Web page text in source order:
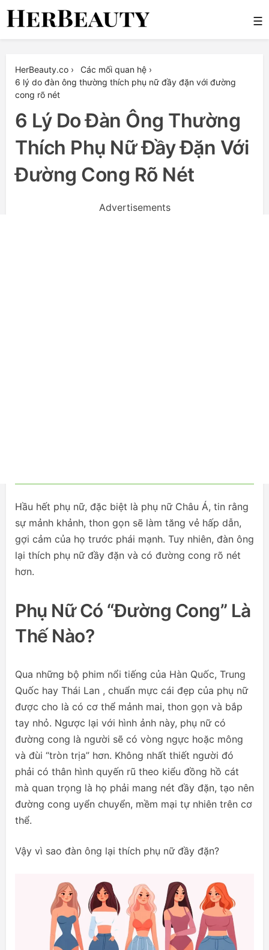
Skip
☰
HerBeauty.co › Các mối quan hệ ›
6 lý do đàn ông thường thích phụ nữ đầy đặn với đường
cong rõ nét
6 Lý Do Đàn Ông Thường
Thích Phụ Nữ Đầy Đặn Với
Đường Cong Rõ Nét
Advertisements
Hầu hết phụ nữ, đặc biệt là phụ nữ Châu Á, tin rằng
sự mảnh khảnh, thon gọn sẽ làm tăng vẻ hấp dẫn,
gợi cảm của họ trước phái mạnh. Tuy nhiên, đàn ông
lại thích phụ nữ đầy đặn và có đường cong rõ nét
hơn.
Phụ Nữ Có “đường Cong” Là
Thế Nào?
Qua những bộ phim nổi tiếng của Hàn Quốc, Trung
Quốc hay Thái Lan , chuẩn mực cái đẹp của phụ nữ
được cho là có cơ thể mảnh mai, thon gọn và bắp
tay nhỏ. Ngược lại với hình ảnh này, phụ nữ có
đường cong là người sẽ có vòng ngực hoặc mông
và đùi “tròn trịa” hơn. Không nhất thiết người đó
phải có thân hình quyến rũ theo kiểu đồng hồ cát
mà quan trọng là họ phải mang nét đầy đặn, tạo nên
đường cong uyển chuyển, mềm mại tự nhiên trên cơ
thể.
Vậy vì sao đàn ông lại thích phụ nữ đầy đặn?